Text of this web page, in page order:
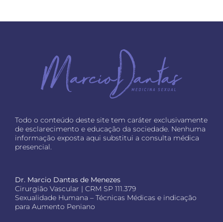
Todo o conteúdo deste site tem caráter exclusivamente
de esclarecimento e educação da sociedade. Nenhuma
informação exposta aqui substitui a consulta médica
presencial.
Dr. Marcio Dantas de Menezes
Cirurgião Vascular | CRM SP 111.379
Sexualidade Humana – Técnicas Médicas e indicação
para Aumento Peniano